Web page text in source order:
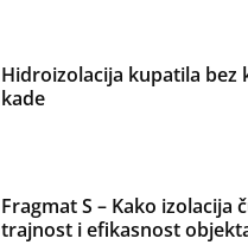
Hidroizolacija kupatila bez
kade
Fragmat S – Kako izolacija
trajnost i efikasnost